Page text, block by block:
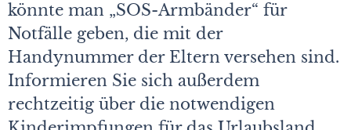
könnte man „SOS-Armbänder“ für
Notfälle geben, die mit der
Handynummer der Eltern versehen sind.
Informieren Sie sich außerdem
rechtzeitig über die notwendigen